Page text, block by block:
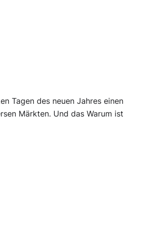
Tagen des neuen Jahres einen
Märkten. Und das Warum ist